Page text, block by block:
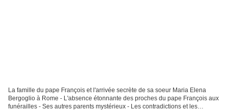
La famille du pape François et l'arrivée secrète de sa soeur Maria Elena
Bergoglio à Rome - L'absence étonnante des proches du pape François aux
funérailles - Ses autres parents mystérieux - Les contradictions et les